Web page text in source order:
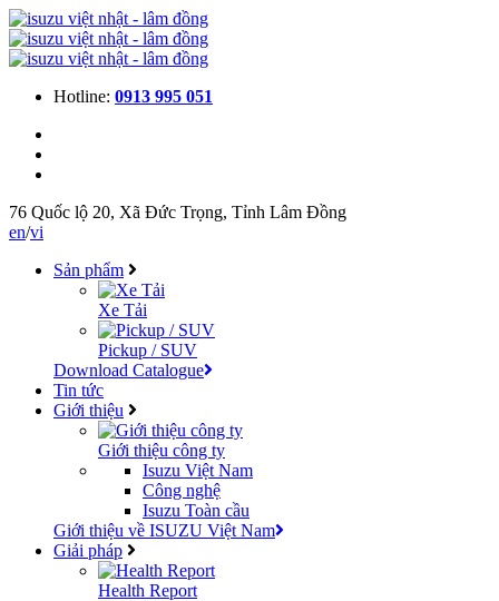
Hotline: 0913 995 051
76 Quốc lộ 20, Xã Đức Trọng, Tỉnh Lâm Đồng
en/vi
Sản phẩm
Xe Tải
Pickup / SUV
Download Catalogue
Tin tức
Giới thiệu
Giới thiệu công ty
Isuzu Việt Nam
Công nghệ
Isuzu Toàn cầu
Giới thiệu về ISUZU Việt Nam
Giải pháp
Health Report